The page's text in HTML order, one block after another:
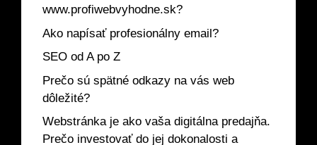
www.profiwebvyhodne.sk?
Ako napísať profesionálny email?
SEO od A po Z
Prečo sú spätné odkazy na vás web
dôležité?
Webstránka je ako vaša digitálna predajňa.
Prečo investovať do jej dokonalosti a